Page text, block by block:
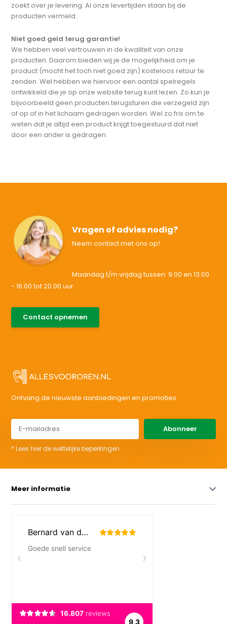
zoekt over je levering. Al onze levertijden staan bij de
producten vermeld.
Niet goed geld terug garantie!
We hebben veel vertrouwen in de kwaliteit van onze
producten. Daarom bieden wij je de mogelijkheid om je
product (mocht het toch niet goed zijn) kosteloos retour te
zenden. Wel hebben we hiervoor een aantal spelregels
ontwikkeld die je op onze website terug kunt lezen. Zo kun je
bijvoorbeeld geen producten terugsturen die verzegeld zijn
of op of in het lichaam gedragen worden. Wel zo fris om te
weten dat je altijd een product krijgt toegestuurd dat niet
door een ander is gedragen.
Vragen of advies nodig?
Neem contact met ons op!
Maandag t/m vrijdag tussen: 9:00 en 13:00
- 16:00 tot 20.00 uur
Contact opnemen
Ontvang de nieuwste aanbiedingen en promoties
Abonneer
* Lees hier de wettelijke beperkingen
Meer informatie